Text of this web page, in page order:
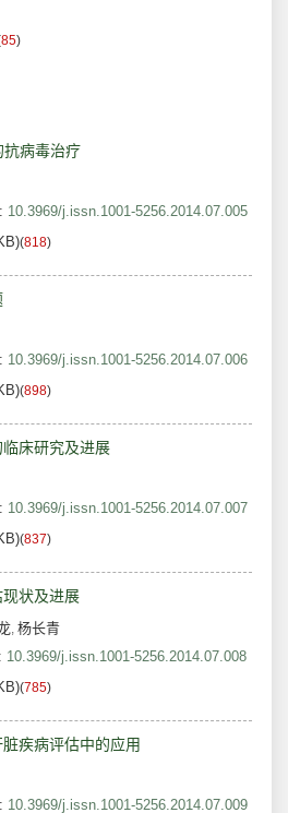
85)
抗病毒治疗
10.3969/j.issn.1001-5256.2014.07.005
(818)
10.3969/j.issn.1001-5256.2014.07.006
(898)
床研究及进展
10.3969/j.issn.1001-5256.2014.07.007
(837)
状及进展
, 杨长青
10.3969/j.issn.1001-5256.2014.07.008
(785)
疾病评估中的应用
10.3969/j.issn.1001-5256.2014.07.009